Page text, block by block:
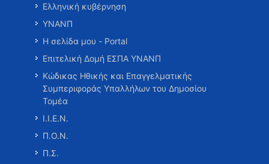
Ελληνική κυβέρνηση
ΥΝΑΝΠ
Η σελίδα μου - Portal
Επιτελική Δομή ΕΣΠΑ ΥΝΑΝΠ
Κώδικας Ηθικής και Επαγγελματικής
Συμπεριφοράς Υπαλλήλων του Δημοσίου
Τομέα
Ι.Ι.Ε.Ν.
Π.Ο.Ν.
Π.Σ.